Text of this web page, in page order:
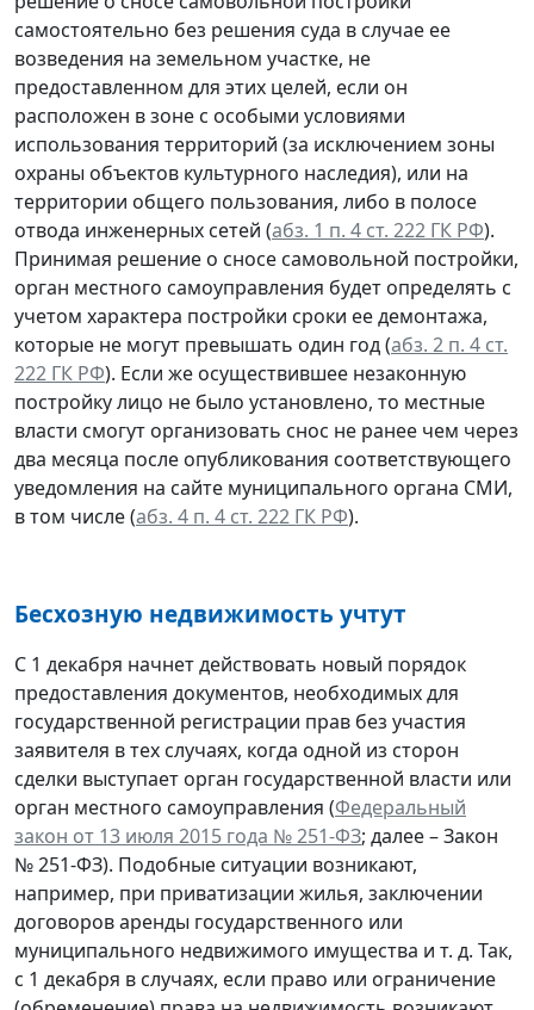
самостоятельно без решения суда в случае ее
возведения на земельном участке, не
предоставленном для этих целей, если он
расположен в зоне с особыми условиями
использования территорий (за исключением зоны
охраны объектов культурного наследия), или на
территории общего пользования, либо в полосе
отвода инженерных сетей (абз. 1 п. 4 ст. 222 ГК РФ).
Принимая решение о сносе самовольной постройки,
орган местного самоуправления будет определять с
учетом характера постройки сроки ее демонтажа,
которые не могут превышать один год (абз. 2 п. 4 ст.
222 ГК РФ). Если же осуществившее незаконную
постройку лицо не было установлено, то местные
власти смогут организовать снос не ранее чем через
два месяца после опубликования соответствующего
уведомления на сайте муниципального органа СМИ,
в том числе (абз. 4 п. 4 ст. 222 ГК РФ).
Бесхозную недвижимость учтут
С 1 декабря начнет действовать новый порядок
предоставления документов, необходимых для
государственной регистрации прав без участия
заявителя в тех случаях, когда одной из сторон
сделки выступает орган государственной власти или
орган местного самоуправления (Федеральный
закон от 13 июля 2015 года № 251-ФЗ; далее – Закон
№ 251-ФЗ). Подобные ситуации возникают,
например, при приватизации жилья, заключении
договоров аренды государственного или
муниципального недвижимого имущества и т. д. Так,
с 1 декабря в случаях, если право или ограничение